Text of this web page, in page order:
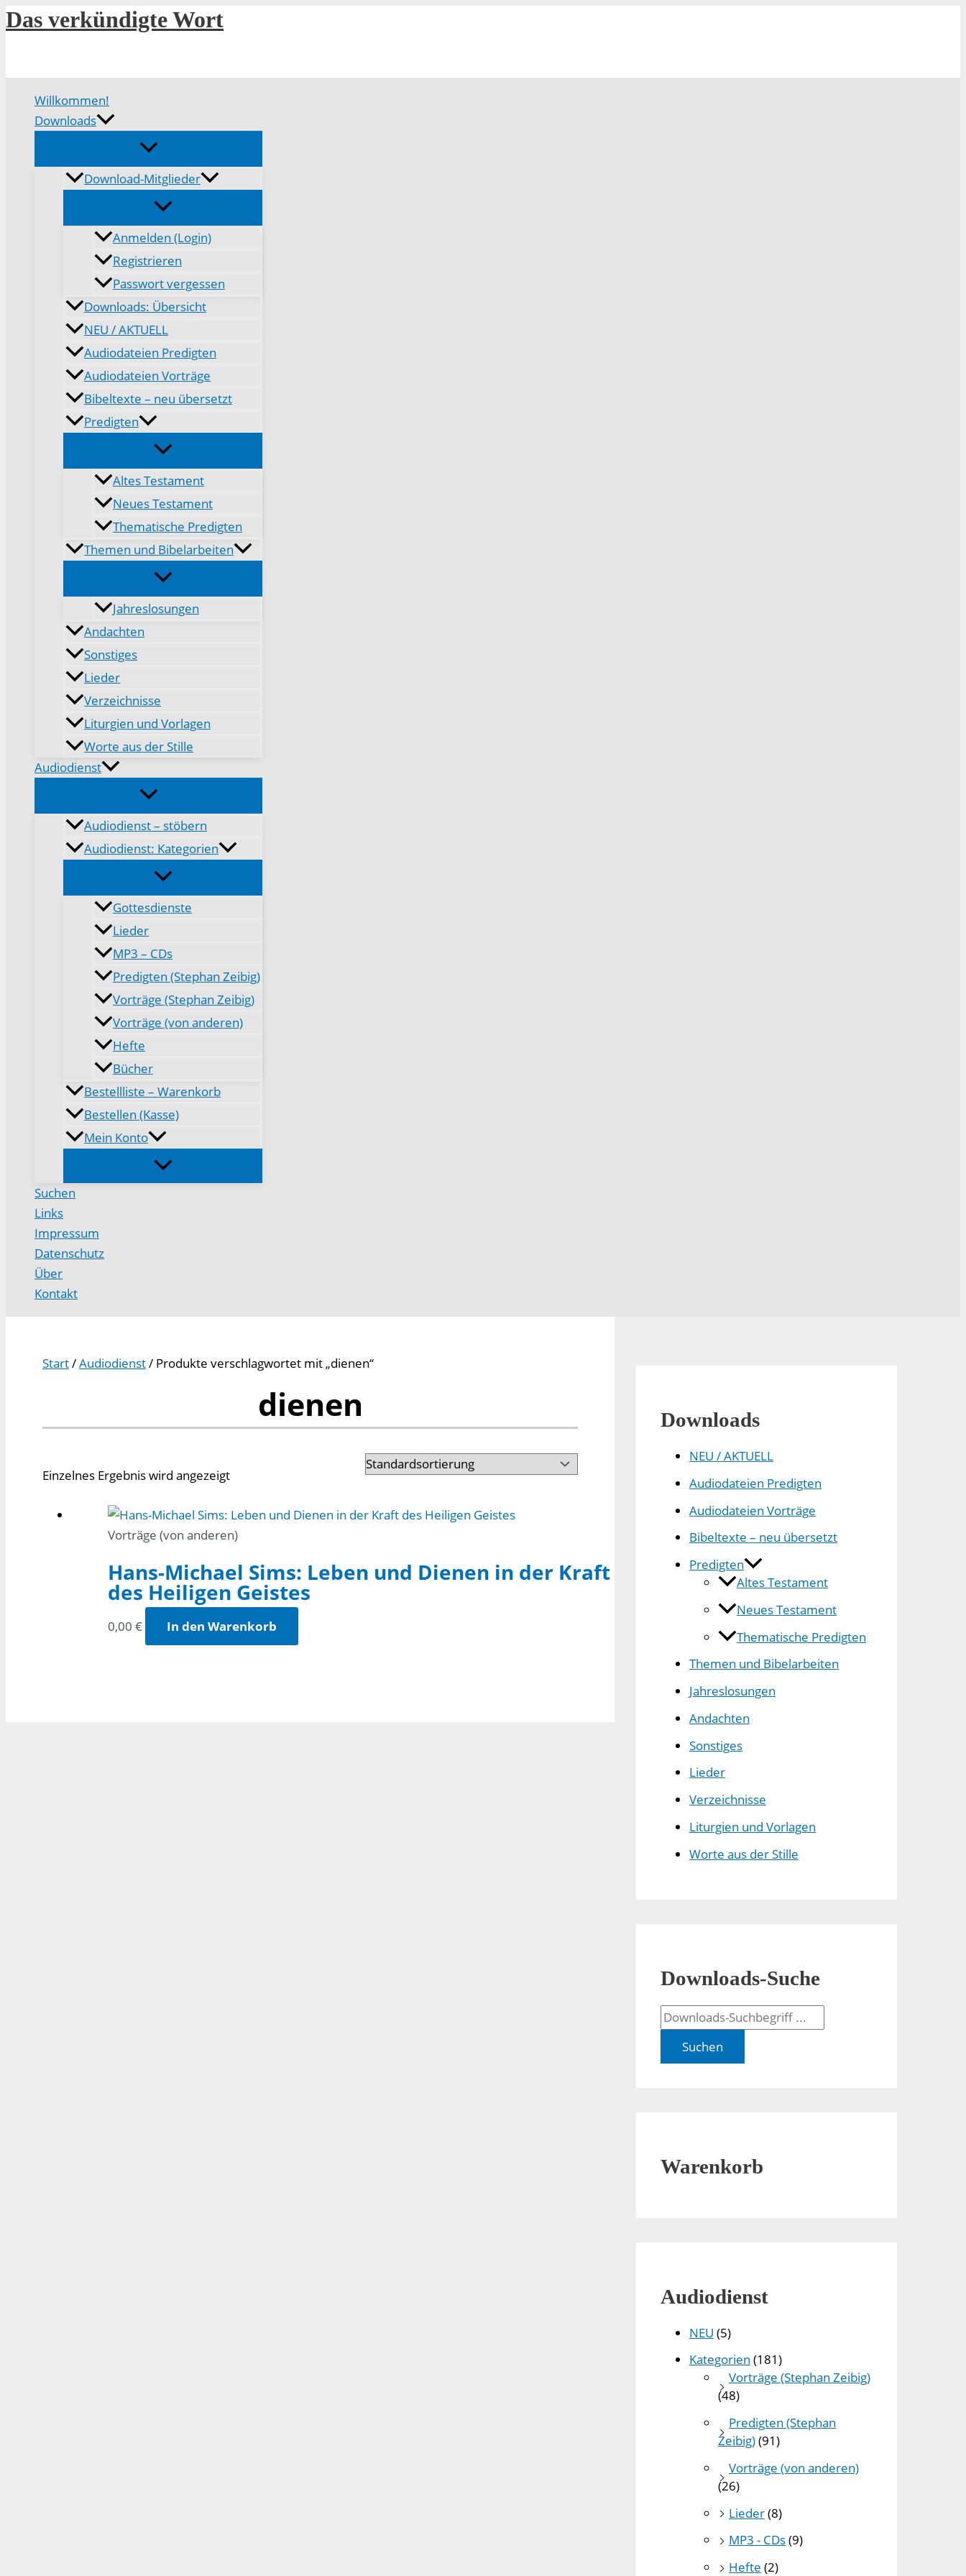
Zum
Inhalt
Das verkündigte Wort
Willkommen!
Downloads
Download-Mitglieder
Anmelden (Login)
Registrieren
Passwort vergessen
Downloads: Übersicht
NEU / AKTUELL
Audiodateien Predigten
Audiodateien Vorträge
Bibeltexte – neu übersetzt
Predigten
Altes Testament
Neues Testament
Thematische Predigten
Themen und Bibelarbeiten
Jahreslosungen
Andachten
Sonstiges
Lieder
Verzeichnisse
Liturgien und Vorlagen
Worte aus der Stille
Audiodienst
Audiodienst – stöbern
Audiodienst: Kategorien
Gottesdienste
Lieder
MP3 – CDs
Predigten (Stephan Zeibig)
Vorträge (Stephan Zeibig)
Vorträge (von anderen)
Hefte
Bücher
Bestellliste – Warenkorb
Bestellen (Kasse)
Mein Konto
Suchen
Links
Impressum
Datenschutz
Über
Kontakt
Start/Audiodienst/ Produkte verschlagwortet mit „dienen“
dienen
Einzelnes Ergebnis wird angezeigt
Vorträge (von anderen)
Hans-Michael Sims: Leben und Dienen in der Kraft
des Heiligen Geistes
0,00 € In den Warenkorb
Downloads
NEU / AKTUELL
Audiodateien Predigten
Audiodateien Vorträge
Bibeltexte – neu übersetzt
Predigten
Altes Testament
Neues Testament
Thematische Predigten
Themen und Bibelarbeiten
Jahreslosungen
Andachten
Sonstiges
Lieder
Verzeichnisse
Liturgien und Vorlagen
Worte aus der Stille
Downloads-Suche
Suchen
Warenkorb
Audiodienst
NEU (5)
Kategorien (181)
Vorträge (Stephan Zeibig)
(48)
Predigten (Stephan
Zeibig)(91)
Vorträge (von anderen)
(26)
Lieder(8)
MP3 - CDs(9)
Hefte (2)